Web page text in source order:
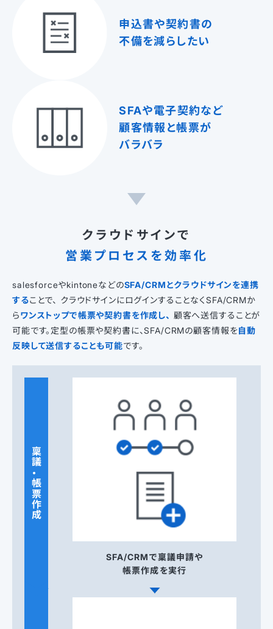
申込書や契約書の
不備を減らしたい
SFAや電子契約など
顧客情報と帳票が
バラバラ
クラウドサインで
営業プロセスを効率化
salesforceやkintoneなどのSFA/CRMとクラウドサインを連携
することで、 クラウドサインにログインすることなくSFA/CRMか
らワンストップで帳票や契約書を作成し、 顧客へ送信することが
可能です。定型の帳票や契約書に、SFA/CRMの顧客情報を自動
反映して送信することも可能です。
稟議・帳票作成
SFA/CRMで稟議申請や
帳票作成を実行